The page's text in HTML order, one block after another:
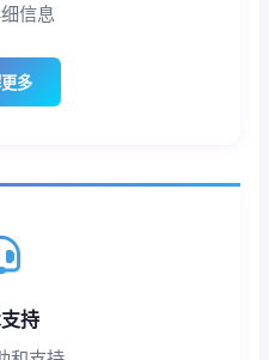
信息
更多
持